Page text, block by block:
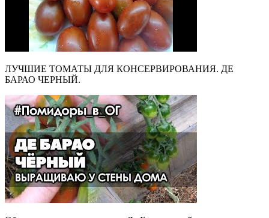
ЛУЧШИЕ ТОМАТЫ ДЛЯ КОНСЕРВИРОВАНИЯ. ДЕ
БАРАО ЧЕРНЫЙ.